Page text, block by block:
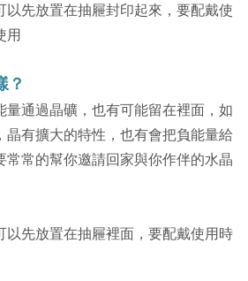
以先放置在抽屜封印起來，要配戴使
用
？
量通過晶礦，也有可能留在裡面，如
晶有擴大的特性， 也有會把負能量給
常常的幫你邀請回家與你作伴的水晶
以先放置在抽屜裡面，要配戴使用時